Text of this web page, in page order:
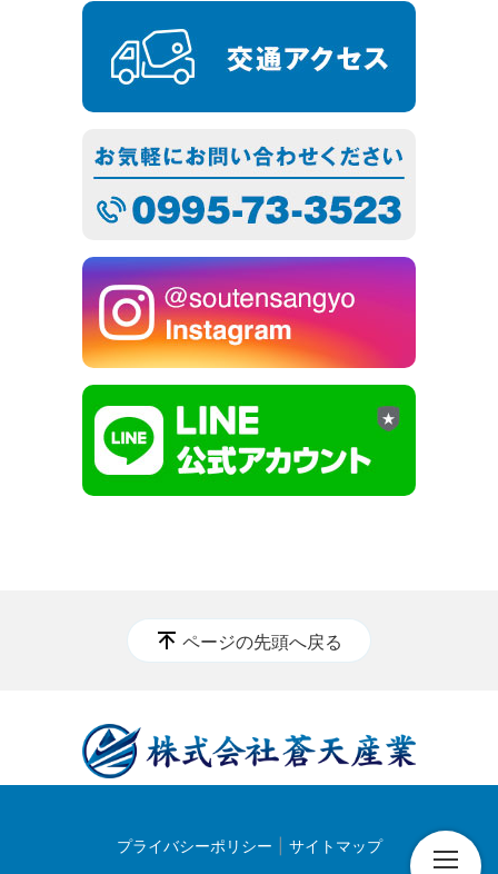
ページの先頭へ戻る
プライバシーポリシー サイトマップ